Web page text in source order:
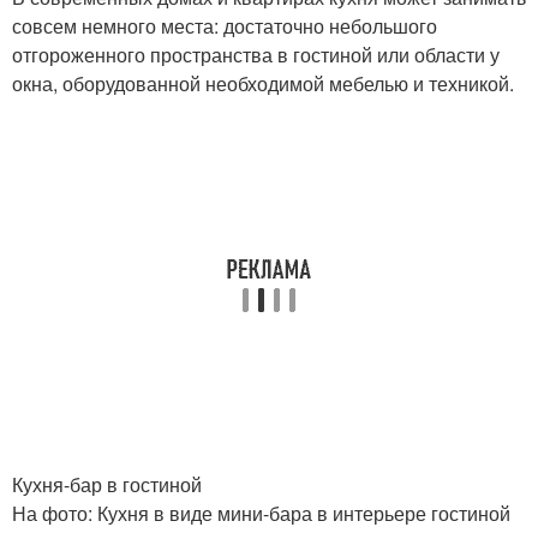
совсем немного места: достаточно небольшого
отгороженного пространства в гостиной или области у
окна, оборудованной необходимой мебелью и техникой.
Кухня-бар в гостиной
На фото: Кухня в виде мини-бара в интерьере гостиной